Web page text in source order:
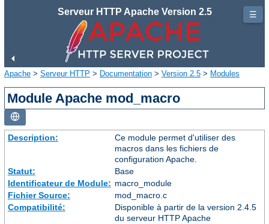
Serveur HTTP Apache Version 2.5
Apache > Serveur HTTP > Documentation > Version 2.5 > Modules
Module Apache mod_macro
Description:
Ce module permet d'utiliser des
macros dans les fichiers de
configuration Apache.
Statut:
Base
Identificateur de Module: macro_module
Fichier Source:
mod_macro.c
Compatibilité:
Disponible à partir de la version 2.4.5
du serveur HTTP Apache
☰